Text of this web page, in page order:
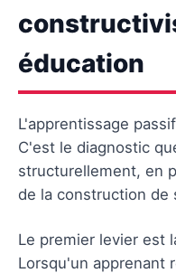
éducation
L'apprentissage
C'est le diagnostic
structurellement, en
de la construction de
Le premier levier est
Lorsqu'un apprenant